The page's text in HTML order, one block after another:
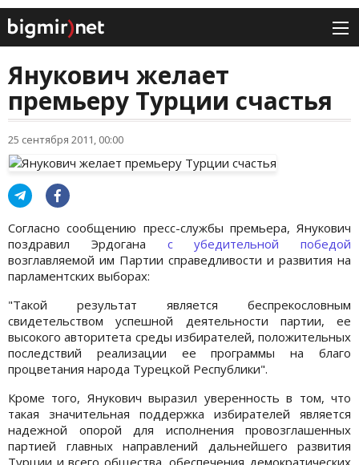
Янукович желает
премьеру Турции счастья
25 сентября 2011, 00:00
Согласно сообщению пресс-службы премьера, Янукович
поздравил Эрдогана с убедительной победой
возглавляемой им Партии справедливости и развития на
парламентских выборах:
"Такой результат является беспрекословным
свидетельством успешной деятельности партии, ее
высокого авторитета среды избирателей, положительных
последствий реализации ее программы на благо
процветания народа Турецкой Республики".
Кроме того, Янукович выразил уверенность в том, что
такая значительная поддержка избирателей является
надежной опорой для исполнения провозглашенных
партией главных направлений дальнейшего развития